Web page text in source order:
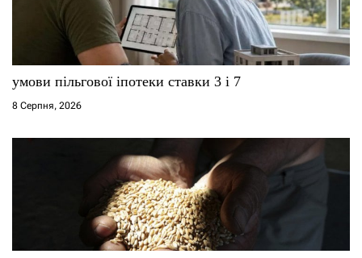
с
і
в
умови пільгової іпотеки ставки 3 і 7
8 Серпня, 2026